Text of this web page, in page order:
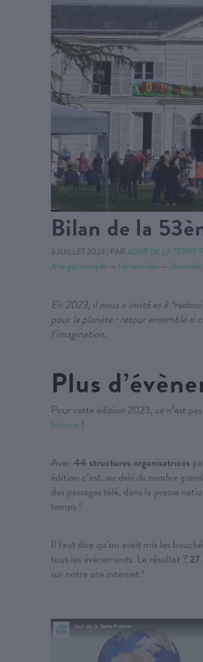
Bilan de la
3 JUILLET 2023 | PAR JOUR DE LA TERRE
À ne pas manquer — Les nouvelles — Nouvelles
En 2023, il nous a invité·es à
pour la planète : retour ensemble si
l’imagination.
Plus
Pour cette édition 2023, ce n’est
France !
Avec44 structures organisatrices
édition c’est, au-delà du nombre
des passages télé, dans la presse
temps !
Il faut dire qu’on avait mis les
tous les évènements. Le résultat ?
sur notre site internet !